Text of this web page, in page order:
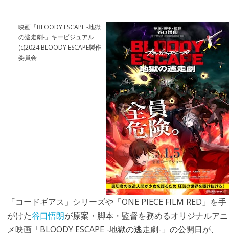
映画「BLOODY ESCAPE -地獄
の逃走劇-」キービジュアル
(c)2024 BLOODY ESCAPE製作
委員会
「コードギアス」シリーズや「ONE PIECE FILM RED」を手
がけた谷口悟朗が原案・脚本・監督を務めるオリジナルアニ
メ映画「BLOODY ESCAPE -地獄の逃走劇-」の公開日が、